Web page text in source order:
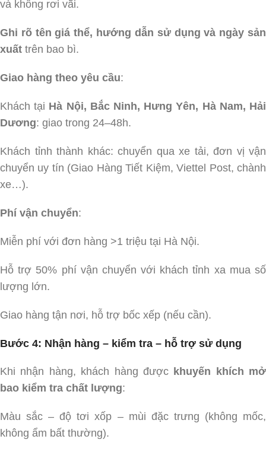
và không rơi vãi.
Ghi rõ tên giá thể, hướng dẫn sử dụng và ngày sản
xuất trên bao bì.
Giao hàng theo yêu cầu:
Khách tại Hà Nội, Bắc Ninh, Hưng Yên, Hà Nam, Hải
Dương: giao trong 24–48h.
Khách tỉnh thành khác: chuyển qua xe tải, đơn vị vận
chuyển uy tín (Giao Hàng Tiết Kiệm, Viettel Post, chành
xe…).
Phí vận chuyển:
Miễn phí với đơn hàng >1 triệu tại Hà Nội.
Hỗ trợ 50% phí vận chuyển với khách tỉnh xa mua số
lượng lớn.
Giao hàng tận nơi, hỗ trợ bốc xếp (nếu cần).
Bước 4: Nhận hàng – kiểm tra – hỗ trợ sử dụng
Khi nhận hàng, khách hàng được khuyến khích mở
bao kiểm tra chất lượng:
Màu sắc – độ tơi xốp – mùi đặc trưng (không mốc,
không ẩm bất thường).